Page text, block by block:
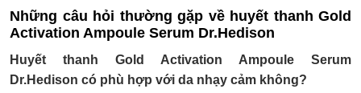
Những câu hỏi thường gặp về huyết thanh Gold
Activation Ampoule Serum Dr.Hedison
Huyết thanh Gold Activation Ampoule Serum
Dr.Hedison có phù hợp với da nhạy cảm không?